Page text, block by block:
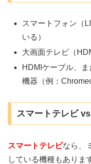
スマートフォン（
いる）
大画面テレビ（
HDMIケーブル、
機器（例：
スマートテレビ
スマートテレビなら、
している機種もありま